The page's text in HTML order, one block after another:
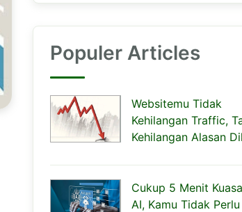
Populer Articles
Websitemu Tidak
Kehilangan Traffic,
Kehilangan Alasan
Cukup 5 Menit
AI, Kamu Tidak Perlu